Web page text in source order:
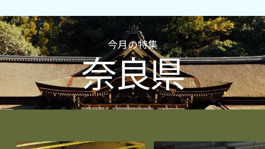
今月の特集
奈良県